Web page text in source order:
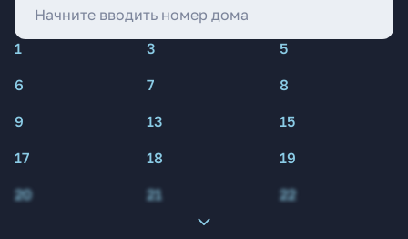
1 3
5
6
7
8
9
13
15
17
18
19
20
21 22